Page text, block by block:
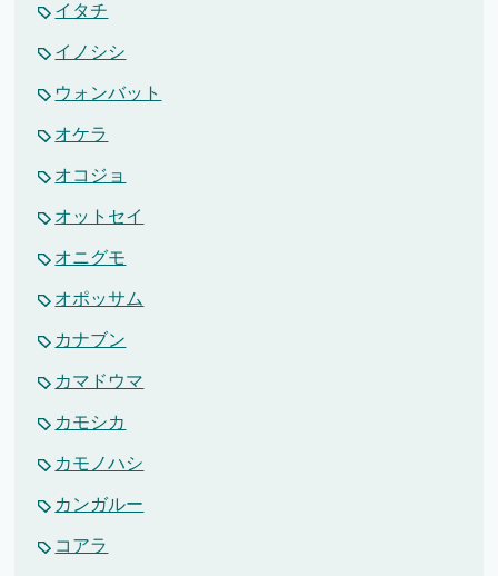
イタチ
イノシシ
ウォンバット
オケラ
オコジョ
オットセイ
オニグモ
オポッサム
カナブン
カマドウマ
カモシカ
カモノハシ
カンガルー
コアラ